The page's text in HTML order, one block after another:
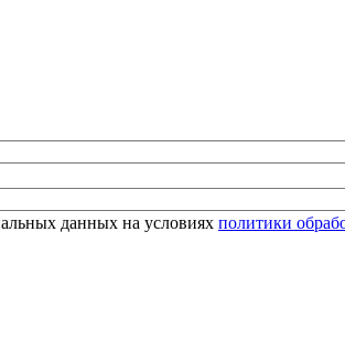
данных на условиях политики